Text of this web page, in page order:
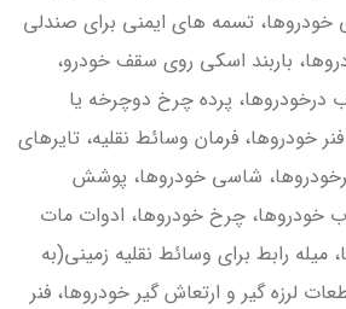
خودروها، تسمه هاي ايمني براي صندلي
باربند اسكي روي سقف خودرو،
درخودروها، پرده چرخ دوچرخه يا
خودروها، فرمان وسائط نقليه، تايرهاي
شاسي خودروها، پوشش
خودروها، چرخ خودروها، ادوات مات
ميله رابط براي وسائط نقليه زميني(به
لرزه گير و ارتعاش گير خودروها، فنر